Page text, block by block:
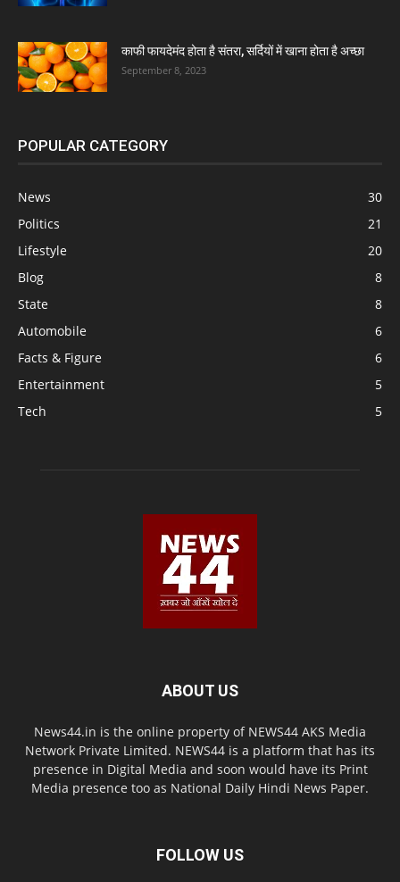
काफी फायदेमंद होता है संतरा, सर्दियों में खाना होता है अच्छा
September 8, 2023
POPULAR CATEGORY
News
30
Politics
21
Lifestyle
20
Blog
8
State
8
Automobile
6
Facts & Figure
6
Entertainment
5
Tech
5
ABOUT US
News44.in is the online property of NEWS44 AKS Media
Network Private Limited. NEWS44 is a platform that has its
presence in Digital Media and soon would have its Print
Media presence too as National Daily Hindi News Paper.
FOLLOW US